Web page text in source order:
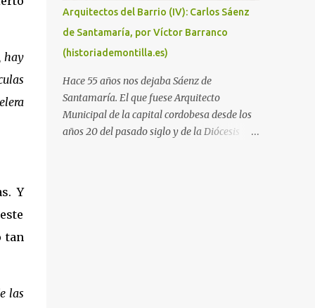
hay
Y
tan
las
solidario e interculturalidad . - 2005: Quijote
y Sancho en el siglo XXI . - 2006: Humor
social. ¡Me río por no llorar! - 2007:
Superhéroes . - 2008: De película . - 2009:
2011: Las tres culturas .
Arquitectos del Barrio (IV): Carlos Sáenz
de Santamaría, por Víctor Barranco
(historiademontilla.es)
Hace 55 años nos dejaba Sáenz de
Santamaría. El que fuese Arquitecto
Municipal de la capital cordobesa desde los
años 20 del pasado siglo y de la Diócesis